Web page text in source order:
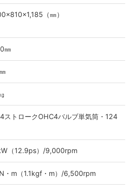
（㎜）
㎜
ストロークOHC4バルブ単気筒・124
（12.9ps）/9,000rpm
・m（1.1kgf・m）/6,500rpm